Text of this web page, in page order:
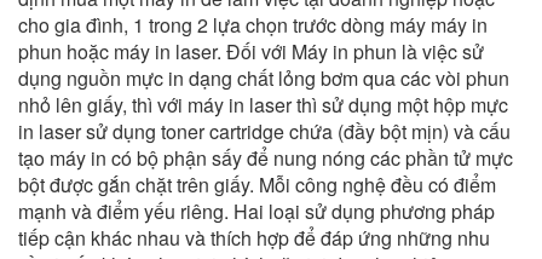
cho gia đình, 1 trong 2 lựa chọn trước dòng máy máy in
phun hoặc máy in laser. Đối với Máy in phun là việc sử
dụng nguồn mực in dạng chất lỏng bơm qua các vòi phun
nhỏ lên giấy, thì với máy in laser thì sử dụng một hộp mực
in laser sử dụng toner cartridge chứa (đầy bột mịn) và cấu
tạo máy in có bộ phận sấy để nung nóng các phần tử mực
bột được gắn chặt trên giấy. Mỗi công nghệ đều có điểm
mạnh và điểm yếu riêng. Hai loại sử dụng phương pháp
tiếp cận khác nhau và thích hợp để đáp ứng những nhu